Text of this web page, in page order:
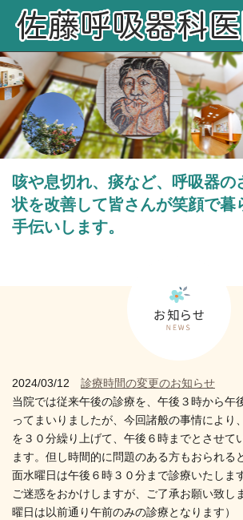
咳や息切れ、痰など、呼吸器の
状を改善して皆さんが笑顔で暮
手伝いします。
2024/03/12
診療時間の変更のお知らせ
当院では従来午後の診療を、午後３時から午
ってまいりましたが、今回諸般の事情により、
を３０分繰り上げて、午後６時までとさせて
ます。但し時間的に問題のある方もおられる
面水曜日は午後６時３０分まで診療いたしま
ご迷惑をおかけしますが、ご了承お願い致し
曜日は以前通り午前のみの診療となります）